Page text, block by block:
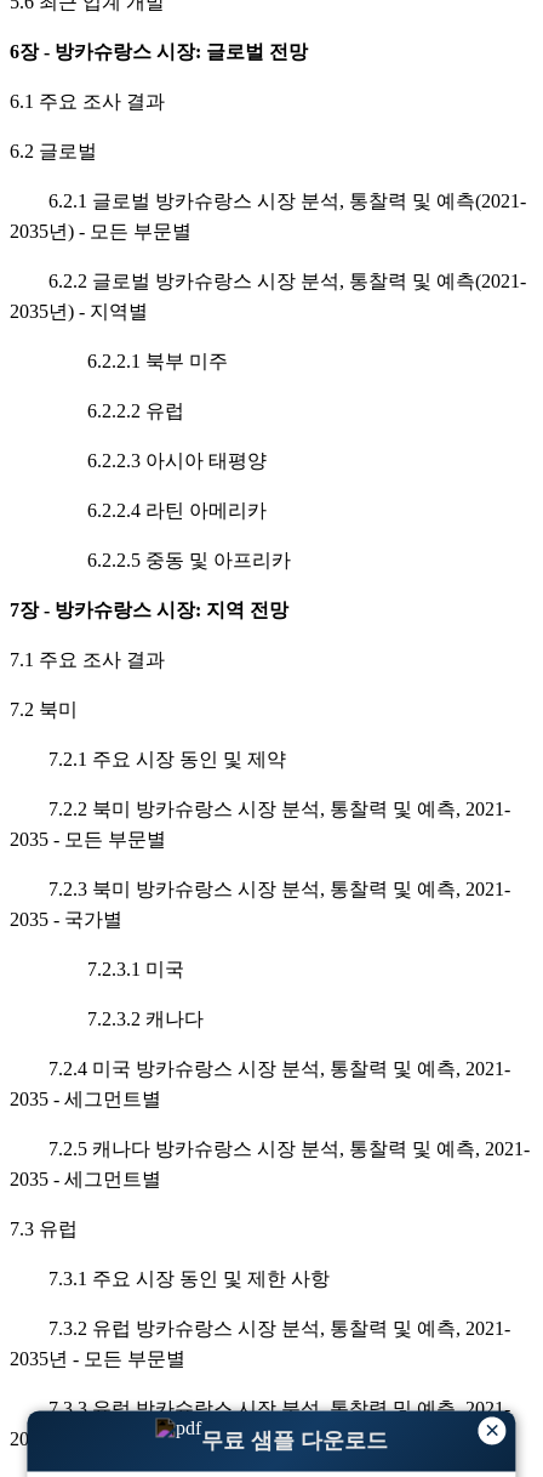
×
무료 샘플 다운로드
6장 - 방카슈랑스 시장: 글로벌 전망
6.1 주요 조사 결과
6.2 글로벌
6.2.1 글로벌 방카슈랑스 시장 분석, 통찰력 및 예측(2021-
2035년) - 모든 부문별
6.2.2 글로벌 방카슈랑스 시장 분석, 통찰력 및 예측(2021-
2035년) - 지역별
6.2.2.1 북부 미주
6.2.2.2 유럽
6.2.2.3 아시아 태평양
6.2.2.4 라틴 아메리카
6.2.2.5 중동 및 아프리카
7장 - 방카슈랑스 시장: 지역 전망
7.1 주요 조사 결과
7.2 북미
7.2.1 주요 시장 동인 및 제약
7.2.2 북미 방카슈랑스 시장 분석, 통찰력 및 예측, 2021-
2035 - 모든 부문별
7.2.3 북미 방카슈랑스 시장 분석, 통찰력 및 예측, 2021-
2035 - 국가별
7.2.3.1 미국
7.2.3.2 캐나다
7.2.4 미국 방카슈랑스 시장 분석, 통찰력 및 예측, 2021-
2035 - 세그먼트별
7.2.5 캐나다 방카슈랑스 시장 분석, 통찰력 및 예측, 2021-
2035 - 세그먼트별
7.3 유럽
7.3.1 주요 시장 동인 및 제한 사항
7.3.2 유럽 방카슈랑스 시장 분석, 통찰력 및 예측, 2021-
2035년 - 모든 부문별
7.3.3 유럽 방카슈랑스 시장 분석, 통찰력 및 예측, 2021-
2035년 - 국가별